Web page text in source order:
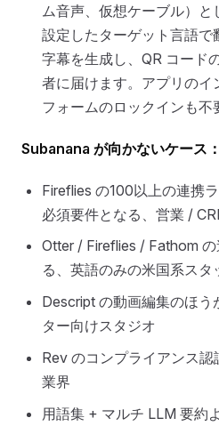
ム音声、仮想ケーブル）
設定したターゲット言語で
字幕を生成し、QR コード
者に届けます。アプリのイ
フォームのロックインも不
Subanana が向かないケース：
Fireflies の100以上の連携
必須要件となる、営業 /
Otter / Fireflies / Fathom
る、英語のみの米国系スタ
Descript の動画編集のほう
ター向けスタジオ
Rev のコンプライアンス
業界
用語集 + マルチ LLM 要約